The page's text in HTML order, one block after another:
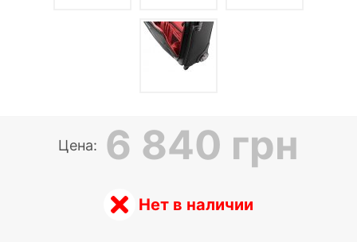
Цена: 6 840 грн
Нет в наличии